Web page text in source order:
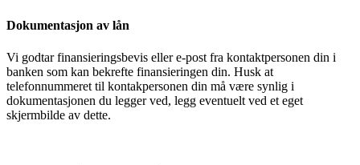
Dokumentasjon av lån
Vi godtar finansieringsbevis eller e-post fra kontaktpersonen din i
banken som kan bekrefte finansieringen din. Husk at
telefonnummeret til kontakpersonen din må være synlig i
dokumentasjonen du legger ved, legg eventuelt ved et eget
skjermbilde av dette.